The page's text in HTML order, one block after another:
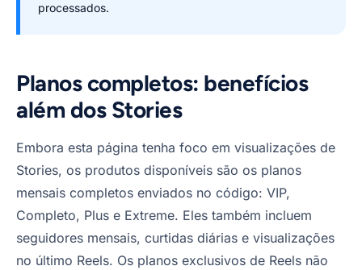
processados.
Planos completos: benefícios
além dos Stories
Embora esta página tenha foco em visualizações de
Stories, os produtos disponíveis são os planos
mensais completos enviados no código: VIP,
Completo, Plus e Extreme. Eles também incluem
seguidores mensais, curtidas diárias e visualizações
no último Reels. Os planos exclusivos de Reels não